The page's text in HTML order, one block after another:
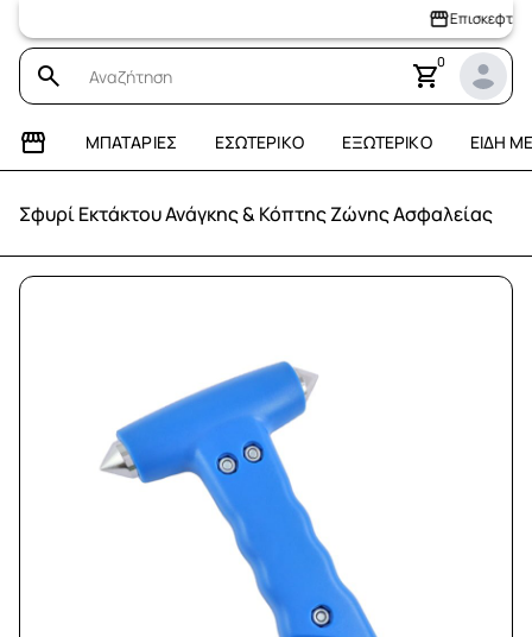
Επισκεφτείτε
0
ΜΠΑΤΑΡΊΕΣ ΕΣΩΤΕΡΙΚΌ ΕΞΩΤΕΡΙΚΌ ΕΊΔΗ
Σφυρί Εκτάκτου Ανάγκης & Κόπτης Ζώνης Ασφαλείας